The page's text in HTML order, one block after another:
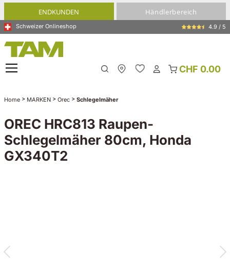
springenENDKUNDEN Händlerbereich
Schweizer Onlineshop 4.9 / 5
CHF 0.00
Home > MARKEN > Orec > Schlegelmäher
OREC HRC813 Raupen-
Schlegelmäher 80cm, Honda
GX340T2